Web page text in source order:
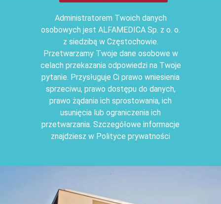
Administratorem Twoich danych
osobowych jest ALFAMEDICA Sp. z o. o.
z siedzibą w Częstochowie.
Przetwarzamy Twoje dane osobowe w
celach przekazania odpowiedzi na Twoje
pytanie. Przysługuje Ci prawo wniesienia
sprzeciwu, prawo dostępu do danych,
prawo żądania ich sprostowania, ich
usunięcia lub ograniczenia ich
przetwarzania. Szczegółowe informacje
znajdziesz w Polityce prywatności
.